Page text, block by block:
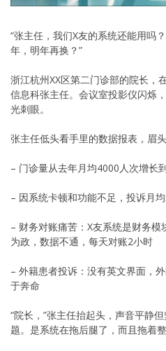
“张主任，我们X友的系统还能用吗
年，明年再换？”
浙江杭州XX区第二门诊部的院长，
信息科张主任。会议室投影仪闪烁
光刺眼。
张主任低头看手里的数据报表，眉
– 门诊量从去年月均4000人次增长
– 因系统卡顿和功能不足，投诉月
– 财务对账痛苦：X友系统是财务
为政，数据不通，每天对账2小时
– 外籍患者投诉：没有英文界面，
于奔命
“院长，”张主任抬起头，声音平静但
题。是系统在拖后腿了，而且拖着